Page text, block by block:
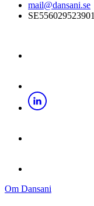
mail@dansani.se
SE556029523901
Om Dansani